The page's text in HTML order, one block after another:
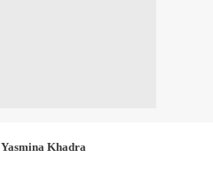
Yasmina Khadra